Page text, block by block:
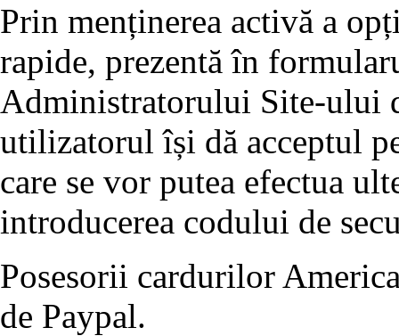
Prin menținerea activă a
rapide, prezentă în
Administratorului Site-ului
utilizatorul își dă acceptul
care se vor putea efectua
introducerea codului de
Posesorii cardurilor
de Paypal.